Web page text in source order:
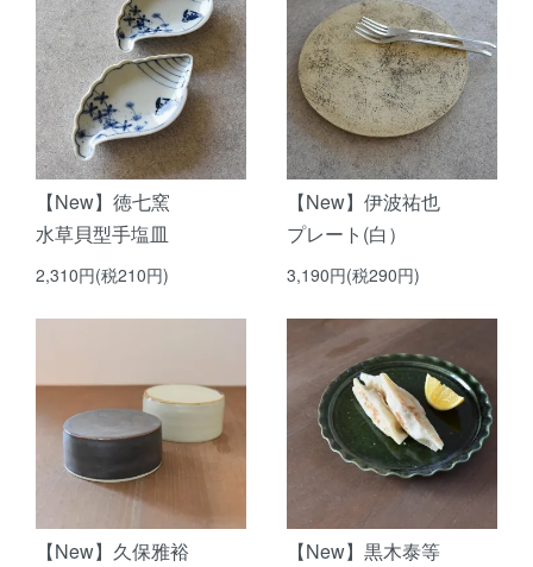
【New】徳七窯
水草貝型手塩皿
2,310円(税210円)
【New】伊波祐也
プレート(白）
3,190円(税290円)
【New】久保雅裕
【New】黒木泰等